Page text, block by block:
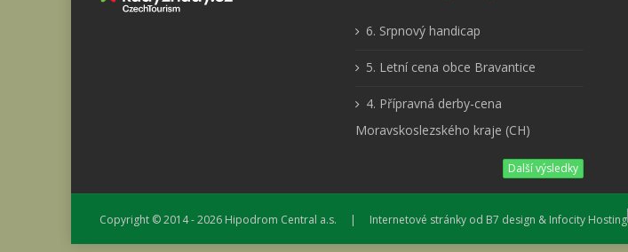
6. Srpnový handicap
5. Letní cena obce Bravantice
4. Přípravná derby-cena
Moravskoslezského kraje (CH)
Další výsledky
Copyright © 2014 - 2026 Hipodrom Central a.s. | Internetové stránky od B7 design & Infocity Hosting